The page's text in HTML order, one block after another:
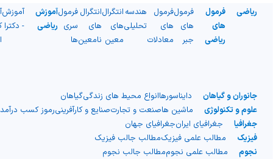
ریاضی
فرمول
های
ریاضی
فرمول
های
جبر
فرمول
های
معادلات
هندسه
تحلیلی
انتگرال
های
معین
انتگرال
های
نامعین
فرمول
سری
ها
آموزش
ریاضی
آموزش
- دکترا
جانوران و گیاهان دایناسورهاانواع محیط های زندگیگیاهان
علوم و تکنولوژی
ماشین هاصنعت و تجارتصنایع و کارآفرینیرموز کسب درآمد
جغرافیا
جغرافیای ایرانجغرافیای جهان
فیزیک
مطالب علمی فیزیکمطالب جالب فیزیک
نجوم
مطالب علمی نجوممطالب جالب نجوم